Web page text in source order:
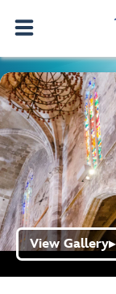
View Gallery▶